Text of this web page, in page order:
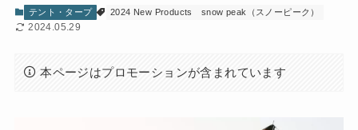
テント・タープ 2024 New Products snow peak（スノーピーク）
2024.05.29
本ページはプロモーションが含まれています